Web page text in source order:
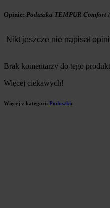
Opinie: Poduszka TEMPUR Comfort
Nikt jeszcze nie napisał
Brak komentarzy do tego
Więcej ciekawych!
Więcej z kategorii Poduszki: